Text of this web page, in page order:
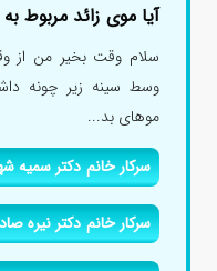
آیا موی زائد مربوط
سلام وقت بخیر من از
وسط سینه زیر چونه
موهای بد...
سرکار خانم دکتر سمیه
سرکار خانم دکتر نیره